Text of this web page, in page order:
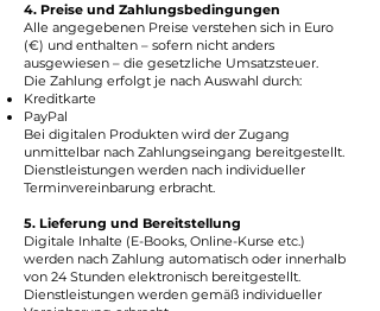
4. Preise und Zahlungsbedingungen
Alle angegebenen Preise verstehen sich in Euro
(€) und enthalten – sofern nicht anders
ausgewiesen – die gesetzliche Umsatzsteuer.
Die Zahlung erfolgt je nach Auswahl durch:
Kreditkarte
PayPal
Bei digitalen Produkten wird der Zugang
unmittelbar nach Zahlungseingang bereitgestellt.
Dienstleistungen werden nach individueller
Terminvereinbarung erbracht.
5. Lieferung und Bereitstellung
Digitale Inhalte (E-Books, Online-Kurse etc.)
werden nach Zahlung automatisch oder innerhalb
von 24 Stunden elektronisch bereitgestellt.
Dienstleistungen werden gemäß individueller